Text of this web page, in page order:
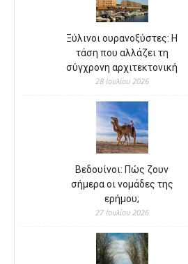
Ξύλινοι ουρανοξύστες: Η
τάση που αλλάζει τη
σύγχρονη αρχιτεκτονική
28 Ιουλίου 2026
Βεδουίνοι: Πώς ζουν
σήμερα οι νομάδες της
ερήμου;
27 Ιουλίου 2026